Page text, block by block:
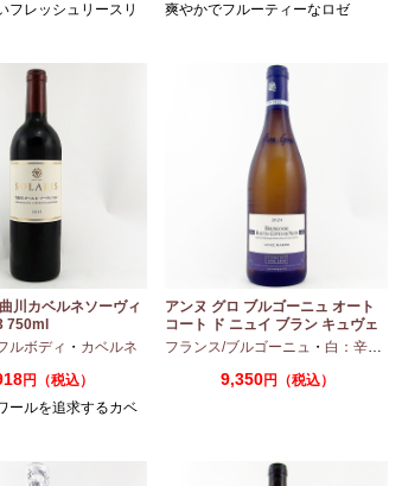
フレッシュリースリ
爽やかでフルーティーなロゼ
川カベルネソーヴィ
750ml
ルボディ ・ カベルネ
円（税込）
ールを追求するカベ
アンヌ グロ ブルゴーニュ オート
コート ド ニュイ ブラン キュヴェ
マリーヌ 2024 750ml
フランス/ブルゴーニュ ・ 白：辛口
9,350円（税込）